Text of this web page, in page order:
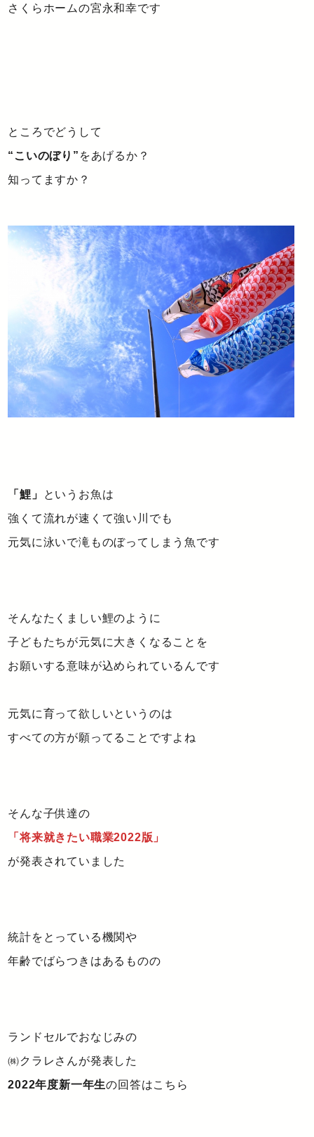
さくらホームの宮永和幸です
ところでどうして
“こいのぼり” をあげるか？
知ってますか？
「鯉」
というお魚は
強くて流れが速くて強い川でも
元気に泳いで滝ものぼってしまう魚です
そんなたくましい鯉のように
子どもたちが元気に大きくなることを
お願いする意味が込められているんです
元気に育って欲しいというのは
すべての方が願ってることですよね
そんな子供達の
「将来就きたい職業2022版」
が発表されていました
統計をとっている機関や
年齢でばらつきはあるものの
ランドセルでおなじみの
㈱クラレさんが発表した
2022年度新一年生の回答はこちら